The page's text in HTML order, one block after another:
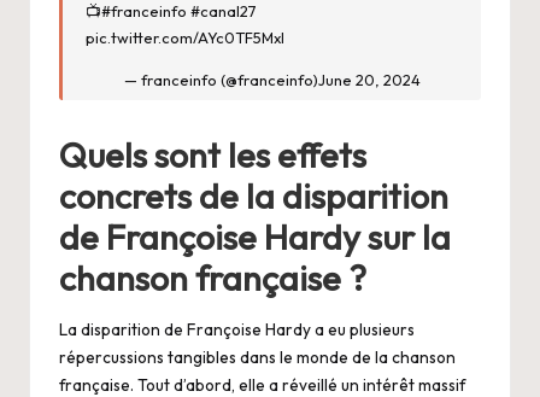
📺#franceinfo #canal27
pic.twitter.com/AYc0TF5Mxl
— franceinfo (@franceinfo)June 20, 2024
Quels sont les effets
concrets de la disparition
de Françoise Hardy sur la
chanson française ?
La disparition de Françoise Hardy a eu plusieurs
répercussions tangibles dans le monde de la chanson
française. Tout d’abord, elle a réveillé un intérêt massif